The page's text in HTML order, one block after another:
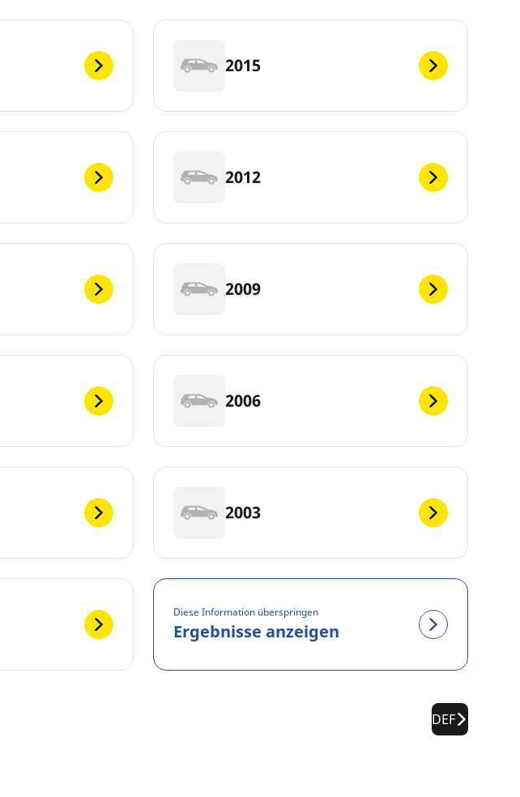
2015
2012
2009
2006
2003
Diese Information überspringen
Ergebnisse anzeigen
DEF